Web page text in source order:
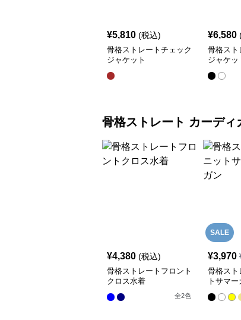
¥5,810 (税込)
骨格ストレートチェック
ジャケット
¥6,580
骨格スト
ジャケッ
骨格ストレート カーディ
¥4,380 (税込)
骨格ストレートフロント
クロス水着
全2色
SALE
¥3,970
骨格スト
トサマ